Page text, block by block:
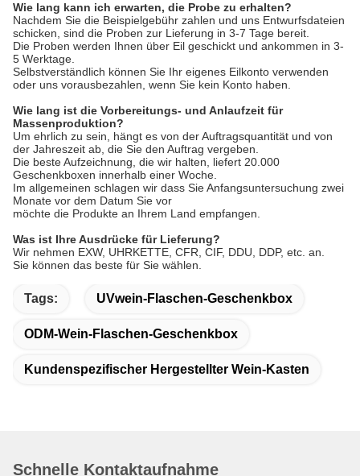
Wie lang kann ich erwarten, die Probe zu erhalten?
Nachdem Sie die Beispielgebühr zahlen und uns Entwurfsdateien
schicken, sind die Proben zur Lieferung in 3-7 Tage bereit.
Die Proben werden Ihnen über Eil geschickt und ankommen in 3-
5 Werktage.
Selbstverständlich können Sie Ihr eigenes Eilkonto verwenden
oder uns vorausbezahlen, wenn Sie kein Konto haben.
Wie lang ist die Vorbereitungs- und Anlaufzeit für
Massenproduktion?
Um ehrlich zu sein, hängt es von der Auftragsquantität und von
der Jahreszeit ab, die Sie den Auftrag vergeben.
Die beste Aufzeichnung, die wir halten, liefert 20.000
Geschenkboxen innerhalb einer Woche.
Im allgemeinen schlagen wir dass Sie Anfangsuntersuchung zwei
Monate vor dem Datum Sie vor
möchte die Produkte an Ihrem Land empfangen.
Was ist Ihre Ausdrücke für Lieferung?
Wir nehmen EXW, UHRKETTE, CFR, CIF, DDU, DDP, etc. an.
Sie können das beste für Sie wählen.
Tags: UVwein-Flaschen-Geschenkbox
ODM-Wein-Flaschen-Geschenkbox
Kundenspezifischer Hergestellter Wein-Kasten
Schnelle Kontaktaufnahme